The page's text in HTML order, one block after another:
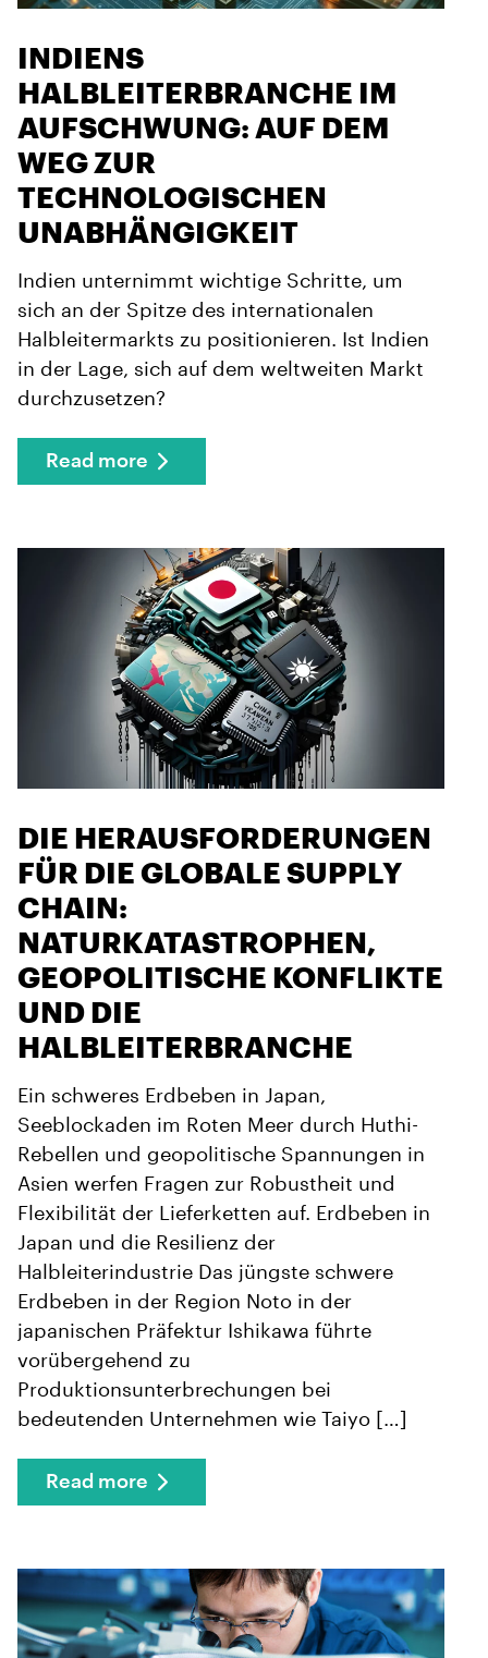
INDIENS
HALBLEITERBRANCHE IM
AUFSCHWUNG: AUF DEM
WEG ZUR
TECHNOLOGISCHEN
UNABHÄNGIGKEIT
Indien unternimmt wichtige Schritte, um
sich an der Spitze des internationalen
Halbleitermarkts zu positionieren. Ist Indien
in der Lage, sich auf dem weltweiten Markt
durchzusetzen?
Read more
DIE HERAUSFORDERUNGEN
FÜR DIE GLOBALE SUPPLY
CHAIN:
NATURKATASTROPHEN,
GEOPOLITISCHE KONFLIKTE
UND DIE
HALBLEITERBRANCHE
Ein schweres Erdbeben in Japan,
Seeblockaden im Roten Meer durch Huthi-
Rebellen und geopolitische Spannungen in
Asien werfen Fragen zur Robustheit und
Flexibilität der Lieferketten auf. Erdbeben in
Japan und die Resilienz der
Halbleiterindustrie Das jüngste schwere
Erdbeben in der Region Noto in der
japanischen Präfektur Ishikawa führte
vorübergehend zu
Produktionsunterbrechungen bei
bedeutenden Unternehmen wie Taiyo […]
Read more